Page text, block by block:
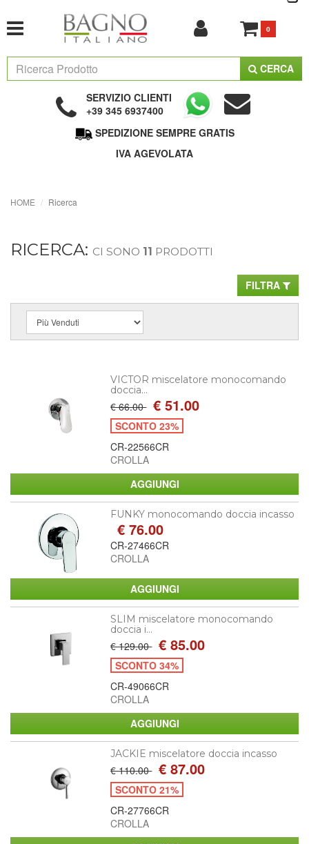
0
CERCA
SERVIZIO CLIENTI
+39 345 6937400
SPEDIZIONE SEMPRE GRATIS
IVA AGEVOLATA
HOME Ricerca
RICERCA: CI SONO 11 PRODOTTI
FILTRA
VICTOR miscelatore monocomando
doccia...
€ 66.00 € 51.00
SCONTO 23%
CR-22566CR
CROLLA
FUNKY monocomando doccia incasso
€ 76.00
CR-27466CR
CROLLA
SLIM miscelatore monocomando
doccia i...
€ 129.00 € 85.00
SCONTO 34%
CR-49066CR
CROLLA
JACKIE miscelatore doccia incasso
€ 110.00 € 87.00
SCONTO 21%
CR-27766CR
CROLLA